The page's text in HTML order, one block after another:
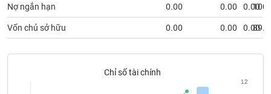
Nợ ngắn hạn 0.00 0.00 0.00
Vốn chủ sở hữu 0.00 0.00 0.00
Chỉ số tài chính
12